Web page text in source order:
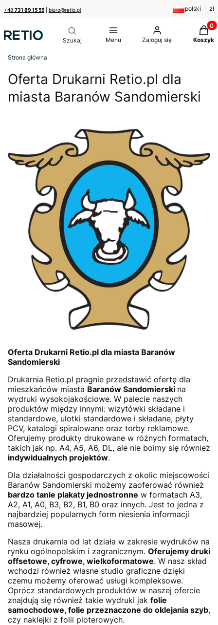
+48 731 89 15 55 biuro@retio.pl polski zł
Menu Zaloguj się Koszyk
Strona główna
Oferta Drukarni Retio.pl dla
miasta Baranów Sandomierski
Oferta Drukarni Retio.pl dla miasta Baranów
Sandomierski
Drukarnia Retio.pl pragnie przedstawić ofertę dla
mieszkańców miasta Baranów Sandomierski na
wydruki wysokojakościowe. W palecie naszych
produktów między innymi: wizytówki składane i
standardowe, ulotki standardowe i składane, płyty
PCV, katalogi spiralowane oraz torby reklamowe.
Oferujemy produkty drukowane w różnych formatach,
takich jak np. A4, A5, A6, DL, ale nie boimy się również
indywidualnych projektów.
Dla działalności gospodarczych z okolic miejscowości
Baranów Sandomierski możemy zaoferować również
bardzo tanie plakaty jednostronne w formatach A3,
A2, A1, A0, B3, B2, B1, B0 oraz innych. Jest to jedna z
najbardziej popularnych form niesienia informacji
masowej.
Nasza drukarnia od lat działa w zakresie wydruków na
rynku ogólnopolskim i zagranicznym. Oferujemy druki
offsetowe, cyfrowe, wielkoformatowe. W nasz skład
wchodzi również własne studio graficzne dzięki
czemu możemy oferować usługi kompleksowe.
Oprócz standardowych produktów w naszej ofercie
znajdują się również takie wydruki jak folie
samochodowe, folie przeznaczone do oklejania szyb,
czy naklejki z folii ploterowych.